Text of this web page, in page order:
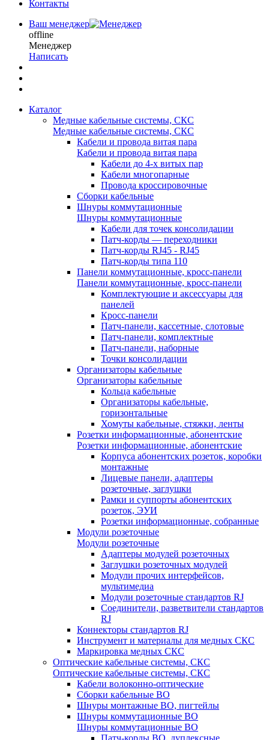
Контакты
Ваш менеджер
offline
Менеджер
Написать
Каталог
Медные кабельные системы, СКС
Медные кабельные системы, СКС
Кабели и провода витая пара
Кабели и провода витая пара
Кабели до 4-х витых пар
Кабели многопарные
Провода кроссировочные
Сборки кабельные
Шнуры коммутационные
Шнуры коммутационные
Кабели для точек консолидации
Патч-корды — переходники
Патч-корды RJ45 - RJ45
Патч-корды типа 110
Панели коммутационные, кросс-панели
Панели коммутационные, кросс-панели
Комплектующие и аксессуары для
панелей
Кросс-панели
Патч-панели, кассетные, слотовые
Патч-панели, комплектные
Патч-панели, наборные
Точки консолидации
Организаторы кабельные
Организаторы кабельные
Кольца кабельные
Организаторы кабельные,
горизонтальные
Хомуты кабельные, стяжки, ленты
Розетки информационные, абонентские
Розетки информационные, абонентские
Корпуса абонентских розеток, коробки
монтажные
Лицевые панели, адаптеры
розеточные, заглушки
Рамки и суппорты абонентских
розеток, ЭУИ
Розетки информационные, собранные
Модули розеточные
Модули розеточные
Адаптеры модулей розеточных
Заглушки розеточных модулей
Модули прочих интерфейсов,
мультимедиа
Модули розеточные стандартов RJ
Соединители, разветвители стандартов
RJ
Коннекторы стандартов RJ
Инструмент и материалы для медных СКС
Маркировка медных СКС
Оптические кабельные системы, СКС
Оптические кабельные системы, СКС
Кабели волоконно-оптические
Сборки кабельные ВО
Шнуры монтажные ВО, пигтейлы
Шнуры коммутационные ВО
Шнуры коммутационные ВО
Патч-корды ВО, дуплексные